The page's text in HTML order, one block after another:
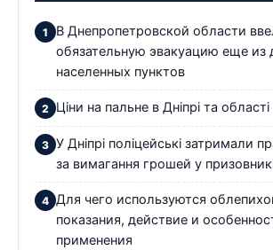
В Днепропетровской области
обязательную эвакуацию еще из
населенных пунктов
Ціни на пальне в Дніпрі та
У Дніпрі поліцейські затримали
за вимагання грошей у
Для чего используются
показания, действие и
применения